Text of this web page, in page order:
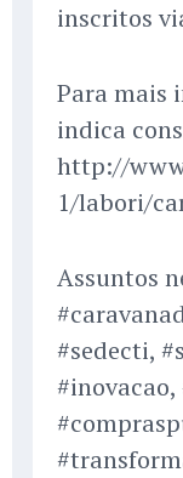
inscritos
Para mais
indica
http://
1/labori/
Assuntos
#sedecti,